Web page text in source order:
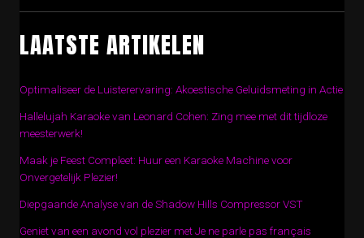
LAATSTE ARTIKELEN
Optimaliseer de Luisterervaring: Akoestische Geluidsmeting in Actie
Hallelujah Karaoke van Leonard Cohen: Zing mee met dit tijdloze
meesterwerk!
Maak je Feest Compleet: Huur een Karaoke Machine voor
Onvergetelijk Plezier!
Diepgaande Analyse van de Shadow Hills Compressor VST
Geniet van een avond vol plezier met Je ne parle pas français